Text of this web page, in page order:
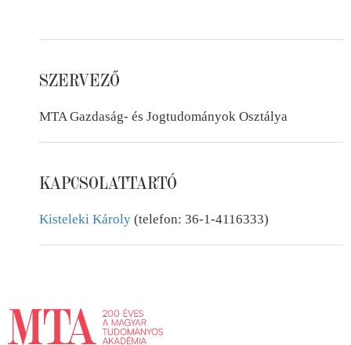
SZERVEZŐ
MTA Gazdaság- és Jogtudományok Osztálya
KAPCSOLATTARTÓ
Kisteleki Károly (telefon: 36-1-4116333)